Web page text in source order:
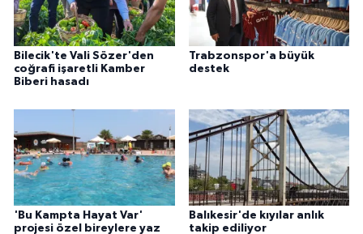
Bilecik'te Vali Sözer'den
coğrafi işaretli Kamber
Biberi hasadı
Trabzonspor'a büyük
destek
'Bu Kampta Hayat Var'
projesi özel bireylere yaz
Balıkesir'de kıyılar anlık
takip ediliyor